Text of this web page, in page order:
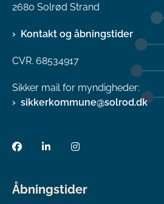
2680 Solrød Strand
Kontakt og åbningstider
CVR. 68534917
Sikker mail for myndigheder:
sikkerkommune@solrod.dk
Åbningstider